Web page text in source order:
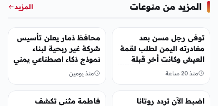
المزيد من منوعات المزيد
منوعات
توفى رجل مسن بعد
مغادرته اليمن لطلب لقمة
العيش وكانت أخر قبلة
يقدمها لإبنته
منذ 20 ساعة
منوعات
محافظ ذمار يعلن تأسيس
شركة غير ربحية لبناء
نموذج ذكاء اصطناعي يمني
منذ يومين
اضبط الآن تردد روتانا
منوعات
فاطمة مثنى تكشف